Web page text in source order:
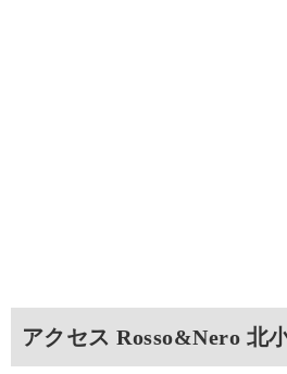
アクセス Rosso&Nero 北